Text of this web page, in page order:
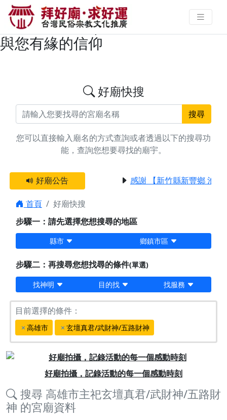
搜尋高雄市玄壇真君/武財神/五路
財神廟宇資料 | 拜好廟求好運 找到
與您有緣的信仰
好廟快搜
搜尋
您可以直接輸入廟名的方式查詢或者透過以下的搜尋功
能，查詢您想要尋找的廟宇。
好廟公告 感謝 【新竹縣新豐鄉 池和
首頁
好廟快搜
步驟一：請先選擇您想搜尋的地區
縣市 鄉鎮市區
步驟二：再搜尋您想找尋的條件(單選)
找神明 目的找 找服務
目前選擇的條件：
高雄市 玄壇真君/武財神/五路財神
好廟拍攝，記錄活動的每一個感動時刻
Previous
搜尋 高雄市主祀玄壇真君/武財神/五路財
神 的宮廟資料